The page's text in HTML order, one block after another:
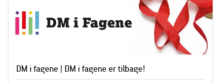
DM i fagene | DM i fagene er tilbage!